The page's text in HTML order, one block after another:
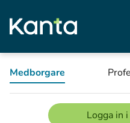
Medborgare
Logga in